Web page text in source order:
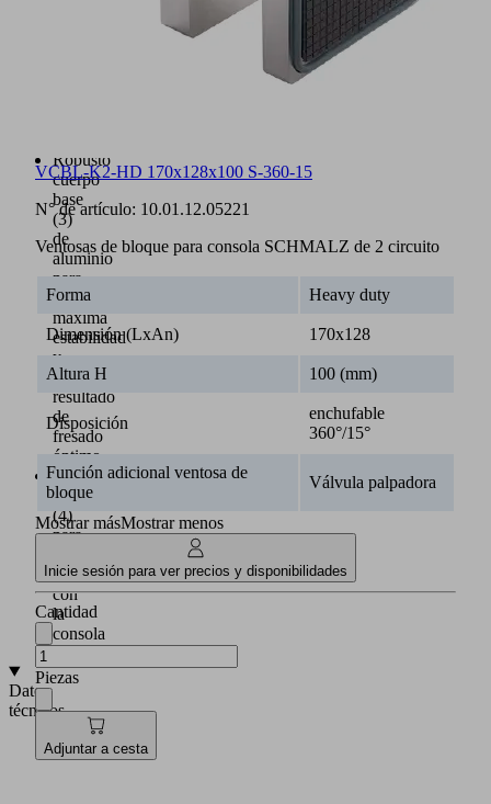
Robusto
cuerpo
base
(3)
de
aluminio
para
una
máxima
estabilidad
y
un
resultado
de
fresado
óptimo
Marco
obturador
(4)
para
hermetizado
con
la
consola
Datos
técnicos
Sistemas
VCBL-K2-HD 170x128x100 S-360-15
N° de artículo: 10.01.12.05221
Ventosas de bloque para consola SCHMALZ de 2 circuito
Forma Heavy duty
Dimensión (LxAn) 170x128
Altura H 100 (mm)
Disposición
enchufable
360°/15°
Función adicional ventosa de
bloque
Válvula palpadora
Mostrar másMostrar menos
Inicie sesión para ver precios y disponibilidades
Cantidad
Piezas
Adjuntar a cesta